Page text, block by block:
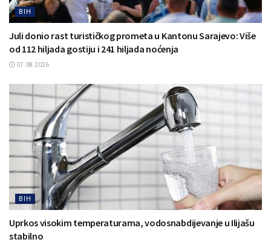
BIH
Juli donio rast turističkog prometa u Kantonu Sarajevo: Više
od 112 hiljada gostiju i 241 hiljada noćenja
07.08.2026.
BIH
Uprkos visokim temperaturama, vodosnabdijevanje u Ilijašu
stabilno